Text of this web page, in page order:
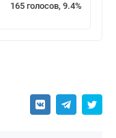
165 голосов, 9.4%